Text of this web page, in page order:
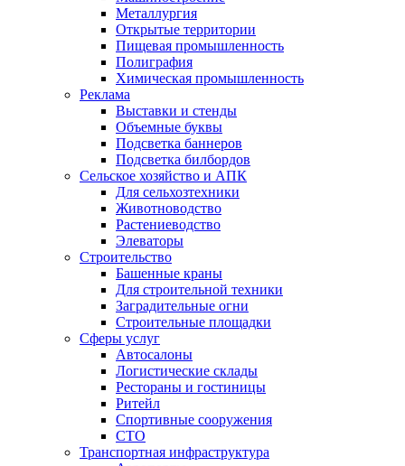
Металлургия
Открытые территории
Пищевая промышленность
Полиграфия
Химическая промышленность
Реклама
Выставки и стенды
Объемные буквы
Подсветка баннеров
Подсветка билбордов
Сельское хозяйство и АПК
Для сельхозтехники
Животноводство
Растениеводство
Элеваторы
Строительство
Башенные краны
Для строительной техники
Заградительные огни
Строительные площадки
Сферы услуг
Автосалоны
Логистические склады
Рестораны и гостиницы
Ритейл
Спортивные сооружения
СТО
Транспортная инфраструктура